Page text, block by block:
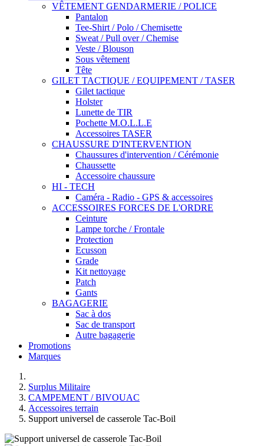
VÊTEMENT GENDARMERIE / POLICE
Pantalon
Tee-Shirt / Polo / Chemisette
Sweat / Pull over / Chemise
Veste / Blouson
Sous vêtement
Tête
GILET TACTIQUE / EQUIPEMENT / TASER
Gilet tactique
Holster
Lunette de TIR
Pochette M.O.L.L.E
Accessoires TASER
CHAUSSURE D'INTERVENTION
Chaussures d'intervention / Cérémonie
Chaussette
Accessoire chaussure
HI - TECH
Caméra - Radio - GPS & accessoires
ACCESSOIRES FORCES DE L'ORDRE
Ceinture
Lampe torche / Frontale
Protection
Ecusson
Grade
Kit nettoyage
Patch
Gants
BAGAGERIE
Sac à dos
Sac de transport
Autre bagagerie
Promotions
Marques
Surplus Militaire
CAMPEMENT / BIVOUAC
Accessoires terrain
Support universel de casserole Tac-Boil